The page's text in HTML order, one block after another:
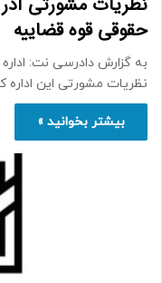
حقوقی قوه قضاییه
به گزارش دادرسی نت:
نظریات مشورتی این اداره
بیشتر بخوانید »